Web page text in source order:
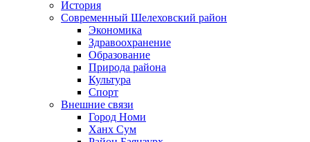
История
Современный Шелеховский район
Экономика
Здравоохранение
Образование
Природа района
Культура
Спорт
Внешние связи
Город Номи
Ханх Сум